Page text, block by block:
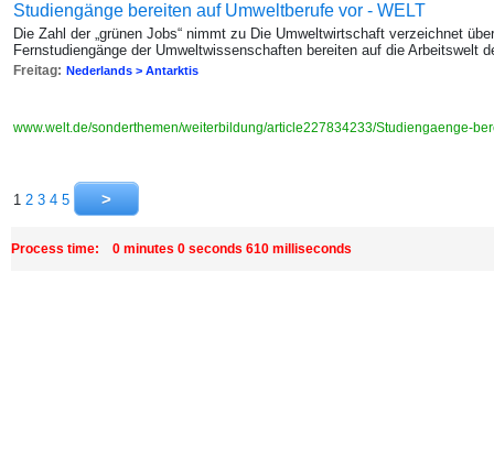
Studiengänge bereiten auf Umweltberufe vor - WELT
Die Zahl der „grünen Jobs“ nimmt zu Die Umweltwirtschaft verzeichnet
Fernstudiengänge der Umweltwissenschaften bereiten auf die Arbeitswelt
Freitag: Nederlands > Antarktis
www.welt.de/sonderthemen/weiterbildung/article227834233/Studiengaenge-
1 2 3 4 5
Process time: 0 minutes 0 seconds 610 milliseconds